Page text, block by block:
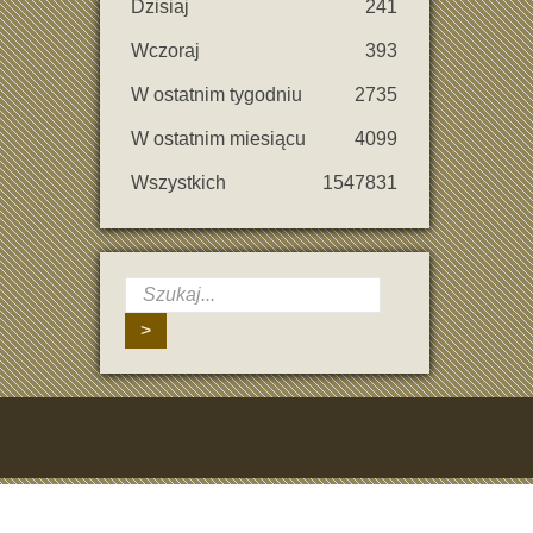
Dzisiaj 241
Wczoraj 393
W ostatnim tygodniu 2735
W ostatnim miesiącu 4099
Wszystkich 1547831
>